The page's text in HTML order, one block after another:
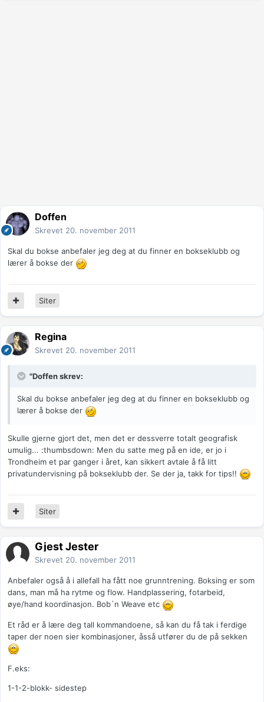
Doffen
Skrevet 20. november 2011
Skal du bokse anbefaler jeg deg at du finner en bokseklubb og
lærer å bokse der
Siter
Regina
Skrevet 20. november 2011
"Doffen skrev:
Skal du bokse anbefaler jeg deg at du finner en bokseklubb og
lærer å bokse der
Skulle gjerne gjort det, men det er dessverre totalt geografisk
umulig... :thumbsdown: Men du satte meg på en ide, er jo i
Trondheim et par ganger i året, kan sikkert avtale å få litt
privatundervisning på bokseklubb der. Se der ja, takk for tips!!
Siter
Gjest Jester
Skrevet 20. november 2011
Anbefaler også å i allefall ha fått noe grunntrening. Boksing er som
dans, man må ha rytme og flow. Handplassering, fotarbeid,
øye/hand koordinasjon. Bob`n Weave etc
Et råd er å lære deg tall kommandoene, så kan du få tak i ferdige
taper der noen sier kombinasjoner, åsså utfører du de på sekken
F.eks:
1-1-2-blokk- sidestep